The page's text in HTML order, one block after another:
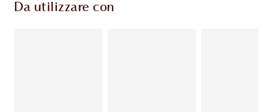
Da utilizzare con